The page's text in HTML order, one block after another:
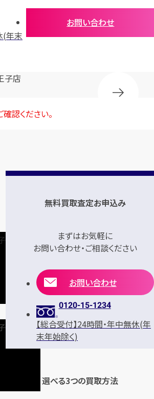
(年末
お問い合わせ
子店
確認ください。
無料買取査定お申込み
まずはお気軽に
お問い合わせ・ご相談ください
お問い合わせ
0120-15-1234
【総合受付】24時間・年中無休(年
末年始除く)
選べる3つの買取方法